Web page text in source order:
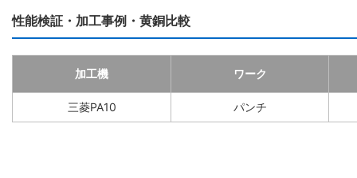
性能検証・加工事例・黄銅比較
加工機 ワーク
三菱PA10 パンチ